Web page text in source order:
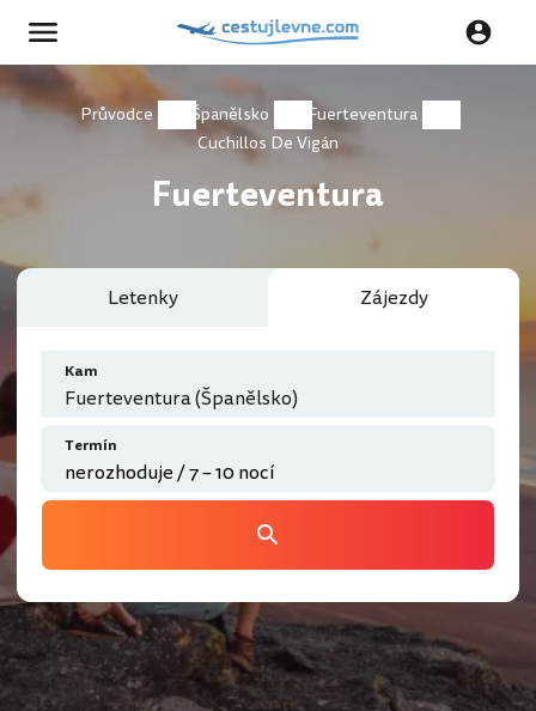
Průvodce Španělsko
Fuerteventura
Cuchillos De Vigán
Fuerteventura
Letenky Zájezdy
Kam
Fuerteventura (Španělsko)
Termín